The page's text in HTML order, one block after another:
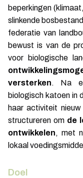
beperkingen
slinkende
federatie van
bewust is van de
voor biologische
versterken. Na
biologisch katoen in
haar activiteit
structureren om de
ontwikkelen, met
lokaal
Doel